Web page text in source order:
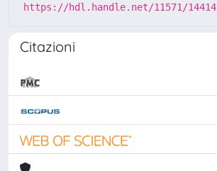
https://hdl.handle.net/11571/
Citazioni